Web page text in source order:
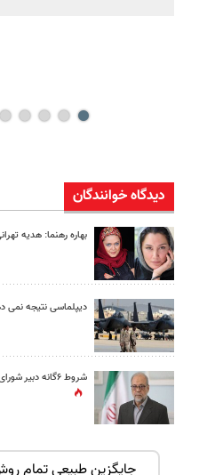
دیدگاه خوانندگان
بهاره رهنما: هدیه
دیپلماسی نتیجه‌
شروط ۶گانه دبیر شورای عالی امنیت ملی برای بازگشایی تنگه هرمز
جایگزین طبیعی تمام